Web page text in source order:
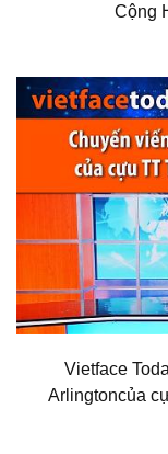
Cộng
Vietface
Arlingtoncủa